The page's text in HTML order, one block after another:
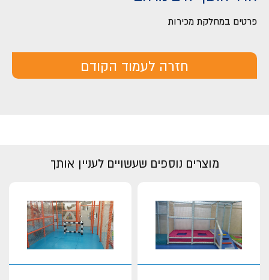
פרטים במחלקת מכירות
חזרה לעמוד הקודם
מוצרים נוספים שעשויים לעניין אותך